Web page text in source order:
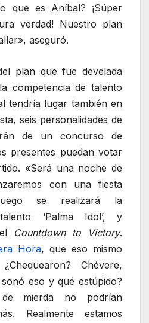
que es Aníbal? ¡Súper
verdad! Nuestro plan
aseguró.
plan que fue develada
competencia de talento
tendría lugar también en
seis personalidades de
de un concurso de
presentes puedan votar
«Será una noche de
con una fiesta
se realizará la
‘Palma Idol’, y
Countdown to Victory.
Hora, que eso mismo
Chévere,
eso y qué estúpido?
de mierda no podrían
Realmente estamos